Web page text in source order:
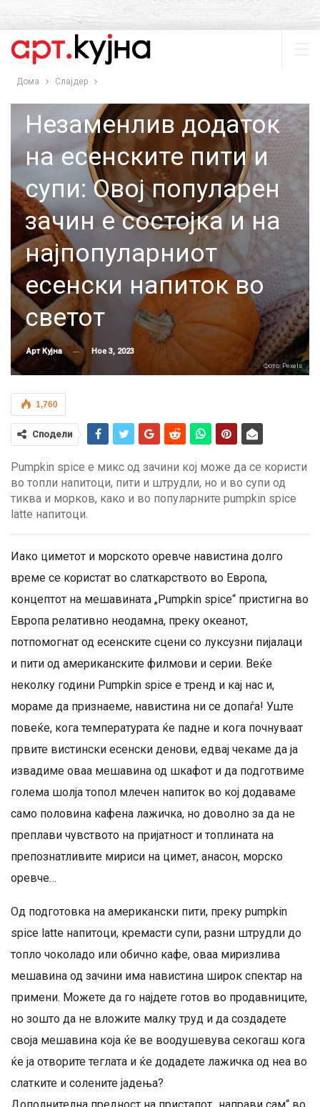
Дома Слајдер
СЛАЈДЕР ТОП 5
Незаменлив додаток
на есенските пити и
супи: Овој популарен
зачин е состојка и на
најпопуларниот
есенски напиток во
светот
Арт Кујна Ное 3, 2023
Фото: Pexels
1,760
Сподели
Pumpkin spice е микс од зачини кој може да се користи
во топли напитоци, пити и штрудли, но и во супи од
тиква и морков, како и во популарните pumpkin spice
latte напитоци.
Иако циметот и морското оревче навистина долго
време се користат во слаткарството во Европа,
концептот на мешавината „Pumpkin spice“ пристигна во
Европа релативно неодамна, преку океанот,
потпомогнат од есенските сцени со луксузни пијалаци
и пити од американските филмови и серии. Веќе
неколку години Pumpkin spice е тренд и кај нас и,
мораме да признаеме, навистина ни се допаѓа! Уште
повеќе, кога температурата ќе падне и кога почнуваат
првите вистински есенски денови, едвај чекаме да ја
извадиме оваа мешавина од шкафот и да подготвиме
голема шолја топол млечен напиток во кој додаваме
само половина кафена лажичка, но доволно за да не
преплави чувството на пријатност и топлината на
препознатливите мириси на цимет, анасон, морско
оревче…
Од подготовка на американски пити, преку pumpkin
spice latte напитоци, кремасти супи, разни штрудли до
топло чоколадо или обично кафе, оваа миризлива
мешавина од зачини има навистина широк спектар на
примени. Можете да го најдете готов во продавниците,
но зошто да не вложите малку труд и да создадете
своја мешавина која ќе ве воодушевува секогаш кога
ќе ја отворите теглата и ќе додадете лажичка од неа во
слатките и солените јадења?